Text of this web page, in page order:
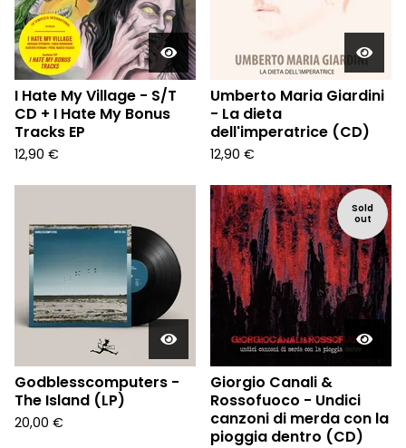
I Hate My Village - S/T
CD + I Hate My Bonus
Tracks EP
12,90 €
Umberto Maria Giardini
- La dieta
dell'imperatrice (CD)
12,90 €
Godblesscomputers -
The Island (LP)
20,00 €
Sold
out
Giorgio Canali &
Rossofuoco - Undici
canzoni di merda con la
pioggia dentro (CD)